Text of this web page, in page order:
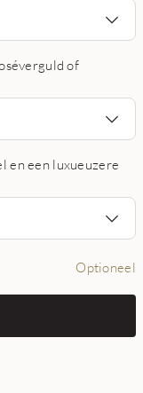
of
en een luxueuzere
Optioneel